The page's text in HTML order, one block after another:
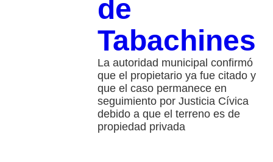
de
Tabachines
La autoridad municipal confirmó
que el propietario ya fue citado y
que el caso permanece en
seguimiento por Justicia Cívica
debido a que el terreno es de
propiedad privada